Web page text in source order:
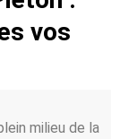
vos
milieu de la